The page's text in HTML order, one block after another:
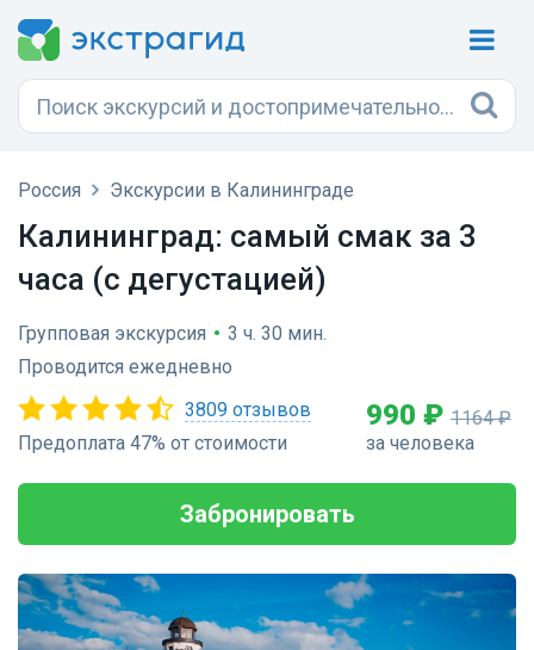
Россия Экскурсии в Калининграде
Калининград: самый смак за 3
часа (с дегустацией)
Групповая экскурсия • 3 ч. 30 мин.
Проводится ежедневно
3809 отзывов
Предоплата 47% от стоимости
990 ₽ 1164 ₽
за человека
Забронировать